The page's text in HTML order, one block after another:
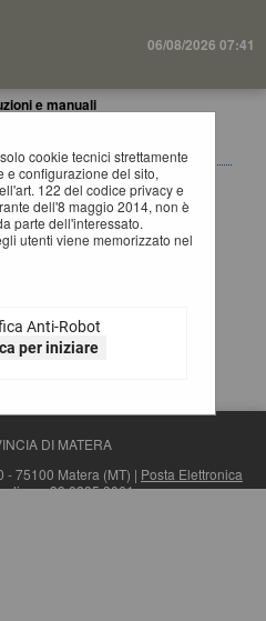
06/08/2026 07:41
e manuali
cookie tecnici strettamente
e configurazione del sito,
122 del codice privacy e
dell'8 maggio 2014, non è
parte dell'interessato.
utenti viene memorizzato nel
Anti-Robot
per iniziare
supporto per operare con la
Diretti
economici
modifica SPID
elettronico
DI MATERA
- 75100 Matera (MT) | Posta Elettronica
+39 0835 3061